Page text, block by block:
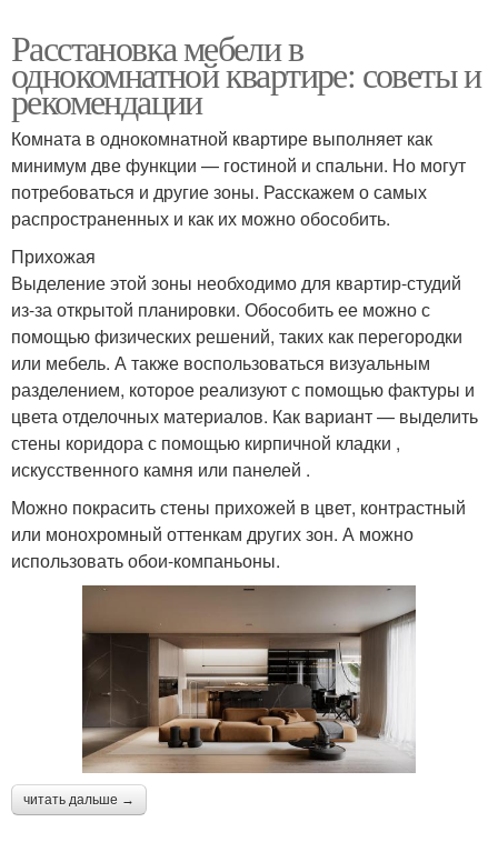
Расстановка мебели в
однокомнатной квартире: советы и
рекомендации
Комната в однокомнатной квартире выполняет как
минимум две функции — гостиной и спальни. Но могут
потребоваться и другие зоны. Расскажем о самых
распространенных и как их можно обособить.
Прихожая
Выделение этой зоны необходимо для квартир-студий
из-за открытой планировки. Обособить ее можно с
помощью физических решений, таких как перегородки
или мебель. А также воспользоваться визуальным
разделением, которое реализуют с помощью фактуры и
цвета отделочных материалов. Как вариант — выделить
стены коридора с помощью кирпичной кладки ,
искусственного камня или панелей .
Можно покрасить стены прихожей в цвет, контрастный
или монохромный оттенкам других зон. А можно
использовать обои-компаньоны.
читать дальше →